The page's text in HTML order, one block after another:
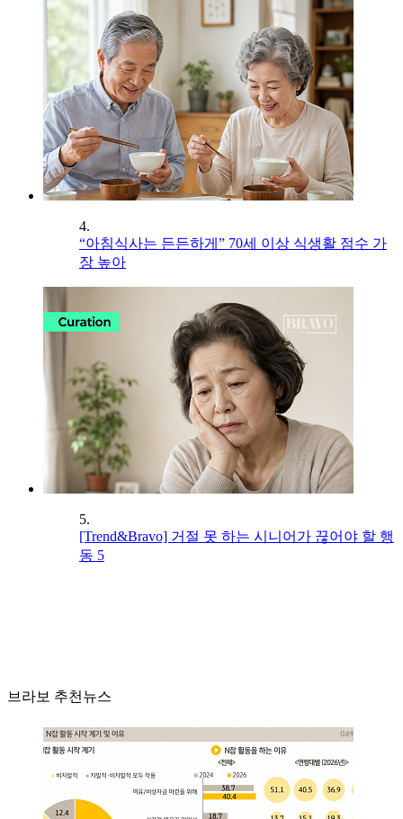
4.
“아침식사는 든든하게” 70세 이상 식생활 점수 가
장 높아
5.
[Trend&Bravo] 거절 못 하는 시니어가 끊어야 할 행
동 5
브라보 추천뉴스